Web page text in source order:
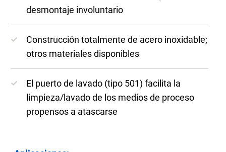
desmontaje involuntario
Construcción totalmente de acero inoxidable;
otros materiales disponibles
El puerto de lavado (tipo 501) facilita la
limpieza/lavado de los medios de proceso
propensos a atascarse